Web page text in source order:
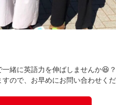
緒に英語力を伸ばしませんか😆？
ので、お早めにお問い合わせくだ